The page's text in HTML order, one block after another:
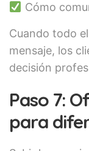
Cómo
Cuando todo
mensaje, los
decisión
Paso 7:
para